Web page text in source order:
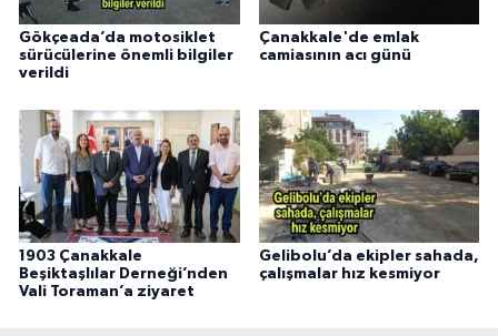
Gökçeada’da motosiklet
sürücülerine önemli bilgiler
verildi
Çanakkale'de emlak
camiasının acı günü
1903 Çanakkale
Beşiktaşlılar Derneği’nden
Vali Toraman’a ziyaret
Gelibolu’da ekipler sahada,
çalışmalar hız kesmiyor